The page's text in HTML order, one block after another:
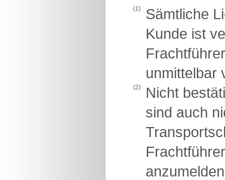
(1)
Sämtliche
Kunde ist
unmittelbar
(2)
Nicht
sind auch